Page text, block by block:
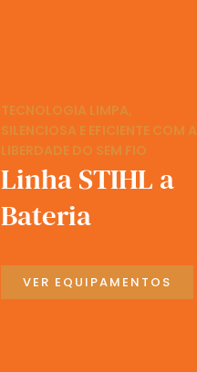
TECNOLOGIA LIMPA,
SILENCIOSA E EFICIENTE COM A
LIBERDADE DO SEM FIO
Linha STIHL a
Bateria
VER EQUIPAMENTOS